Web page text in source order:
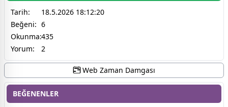
Tarih:
18.5.2026 18:12:20
Beğeni: 6
Okunma:435
Yorum:
2
Web Zaman Damgası
BEĞENENLER